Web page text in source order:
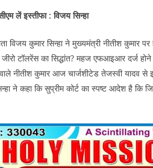
लें इस्तीफा : विजय सिन्हा
विजय कुमार सिन्हा ने मुख्यमंत्री नीतीश कुमार
टॉलरेंस का सिद्धांत? महज एफआइआर दर्ज होने
नीतीश कुमार आज चार्जशीटेड तेजस्वी यादव से
ने कहा कि सुप्रीम कोर्ट का स्पष्ट आदेश है कि